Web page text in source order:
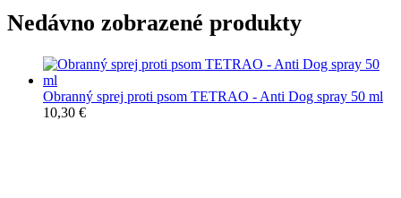
Nedávno zobrazené produkty
Obranný sprej proti psom TETRAO - Anti Dog spray 50 ml
10,30 €